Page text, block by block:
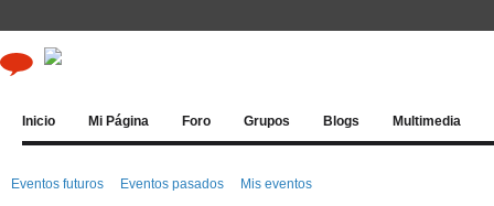
Inicio Mi Página Foro Grupos Blogs Multimedia
Eventos futuros Eventos pasados Mis eventos